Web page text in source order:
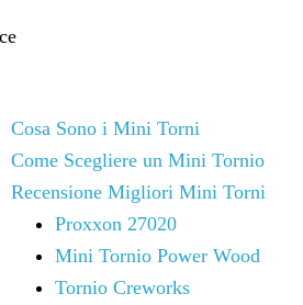
Cosa Sono i Mini Torni
Come Scegliere un Mini Tornio
Recensione Migliori Mini Torni
Proxxon 27020
Mini Tornio Power Wood
Tornio Creworks